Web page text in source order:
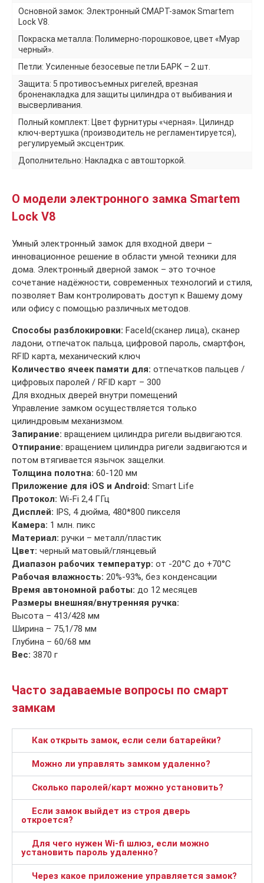
Основной замок: Электронный СМАРТ-замок Smartem
Lock V8.
Покраска металла: Полимерно-порошковое, цвет «Муар
черный».
Петли: Усиленные безосевые петли БАРК – 2 шт.
Защита: 5 противосъемных ригелей, врезная
броненакладка для защиты цилиндра от выбивания и
высверливания.
Полный комплект: Цвет фурнитуры «черная». Цилиндр
ключ-вертушка (производитель не регламентируется),
регулируемый эксцентрик.
Дополнительно: Накладка с автошторкой.
О модели электронного замка Smartem
Lock V8
Умный электронный замок для входной двери –
инновационное решение в области умной техники для
дома. Электронный дверной замок – это точное
сочетание надёжности, современных технологий и стиля,
позволяет Вам контролировать доступ к Вашему дому
или офису с помощью различных методов.
Способы разблокировки: FaceId(сканер лица), сканер
ладони, отпечаток пальца, цифровой пароль, смартфон,
RFID карта, механический ключ
Количество ячеек памяти для: отпечатков пальцев /
цифровых паролей / RFID карт – 300
Для входных дверей внутри помещений
Управление замком осуществляется только
цилиндровым механизмом.
Запирание: вращением цилиндра ригели выдвигаются.
Отпирание: вращением цилиндра ригели задвигаются и
потом втягивается язычок защелки.
Толщина полотна: 60-120 мм
Приложение для iOS и Android: Smart Life
Протокол: Wi-Fi 2,4 ГГц
Дисплей: IPS, 4 дюйма, 480*800 пикселя
Камера: 1 млн. пикс
Материал: ручки – металл/пластик
Цвет: черный матовый/глянцевый
Диапазон рабочих температур: от -20°C до +70°C
Рабочая влажность: 20%-93%, без конденсации
Время автономной работы: до 12 месяцев
Размеры внешняя/внутренняя ручка:
Высота – 413/428 мм
Ширина – 75,1/78 мм
Глубина – 60/68 мм
Вес: 3870 г
Часто задаваемые вопросы по смарт
замкам
Как открыть замок, если сели батарейки?
Можно ли управлять замком удаленно?
Сколько паролей/карт можно установить?
Если замок выйдет из строя дверь
откроется?
Для чего нужен Wi-fi шлюз, если можно
установить пароль удаленно?
Через какое приложение управляется замок?